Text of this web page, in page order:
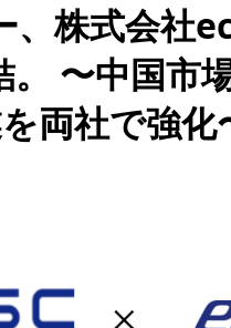
、株式会社
。 〜中国市
両社で強化